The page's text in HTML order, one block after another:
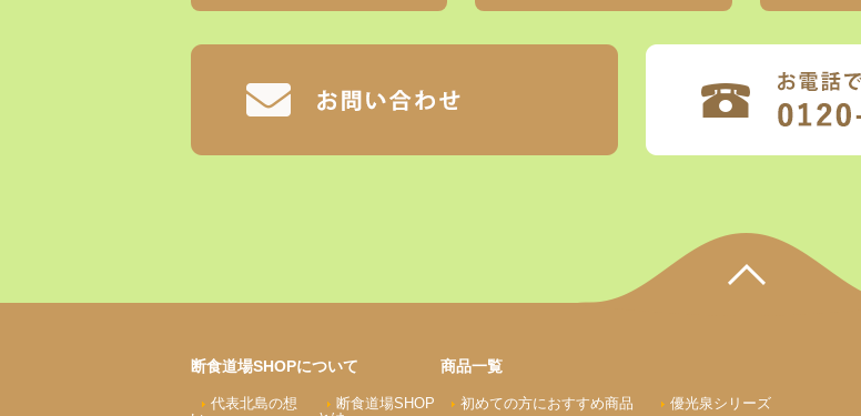
断食道場SHOPについて
代表北島の想
断食道場SHOP
商品一覧
初めての方におすすめ商品 優光泉シリーズ